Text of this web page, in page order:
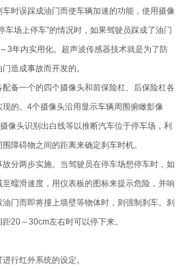
时误踩成油门而使车辆加速的功能，使用摄像
车场上停车”的情况时，如果驾驶员踩成了油门
3年内实用化。超声波传感器技术就是为了防
造成事故而开发的。
备一个的四个摄像头和前保险杠、后保险杠各
的。4个摄像头沿用显示车辆周围俯瞰影像
像头识别出白线等以推断汽车位于停车场，利
障碍物之间的距离来确定刹车时机。
分两步实施。当驾驶员在停车场想停车时，如
蠕滑速度，用仪表板的图标来提示危险，并响
门而即将撞上墙壁等物体时，则强制刹车。刹
20～30cm左右时可以停下来。
行红外系统的设定。